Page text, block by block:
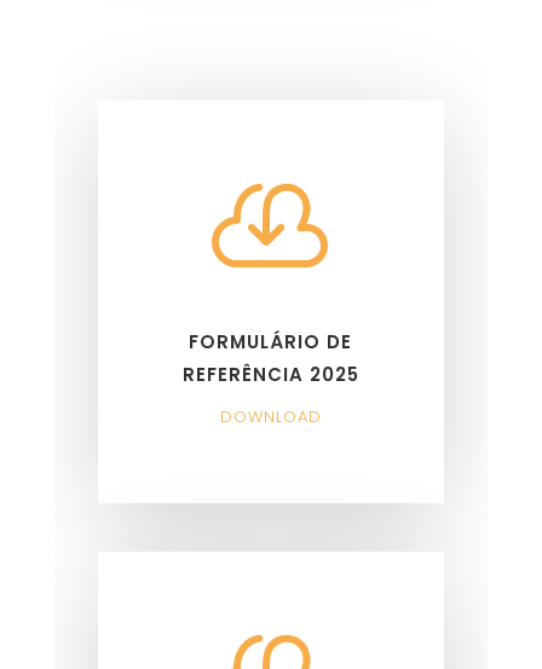

FORMULÁRIO DE
REFERÊNCIA 2025
DOWNLOAD